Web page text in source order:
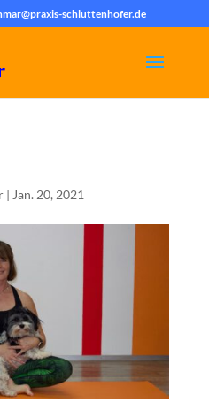
schluttenhofer.de
| Jan. 20, 2021